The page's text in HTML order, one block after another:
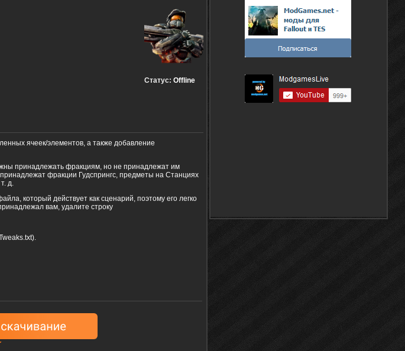
Статус: Offline
ячеек/элементов, а также добавление
принадлежать фракциям, но не принадлежат им
фракции Гудспрингс, предметы на Станциях
д.
который действует как сценарий, поэтому его легко
вам, удалите строку